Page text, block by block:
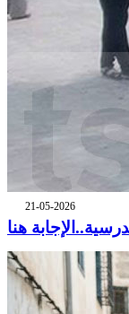
21-05-2026
هنا